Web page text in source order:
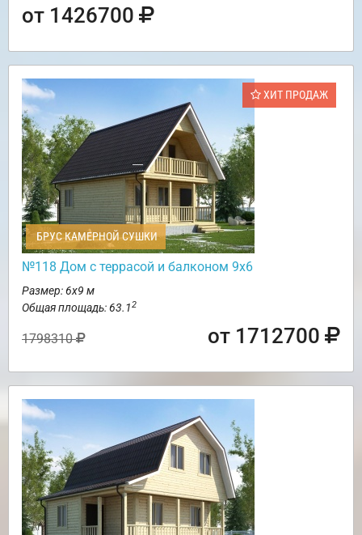
от 1426700
ХИТ ПРОДАЖ
БРУС КАМЕРНОЙ СУШКИ
№118 Дом с террасой и балконом 9х6
Размер: 6х9 м
Общая площадь: 63.12
1798310 от 1712700